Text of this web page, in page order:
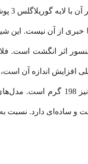
به قبل باریک‌تر